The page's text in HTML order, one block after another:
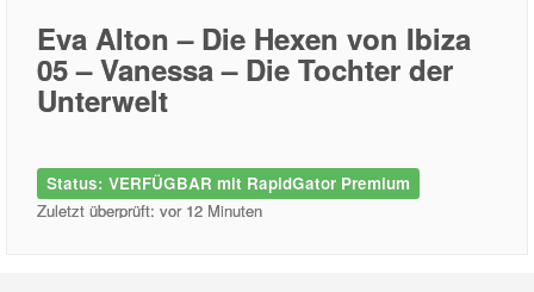
Eva Alton – Die Hexen von Ibiza
05 – Vanessa – Die Tochter der
Unterwelt
Status: VERFÜGBAR mit RapidGator Premium
Zuletzt überprüft: vor 12 Minuten